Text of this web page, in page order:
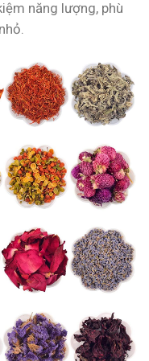
năng lượng, phù